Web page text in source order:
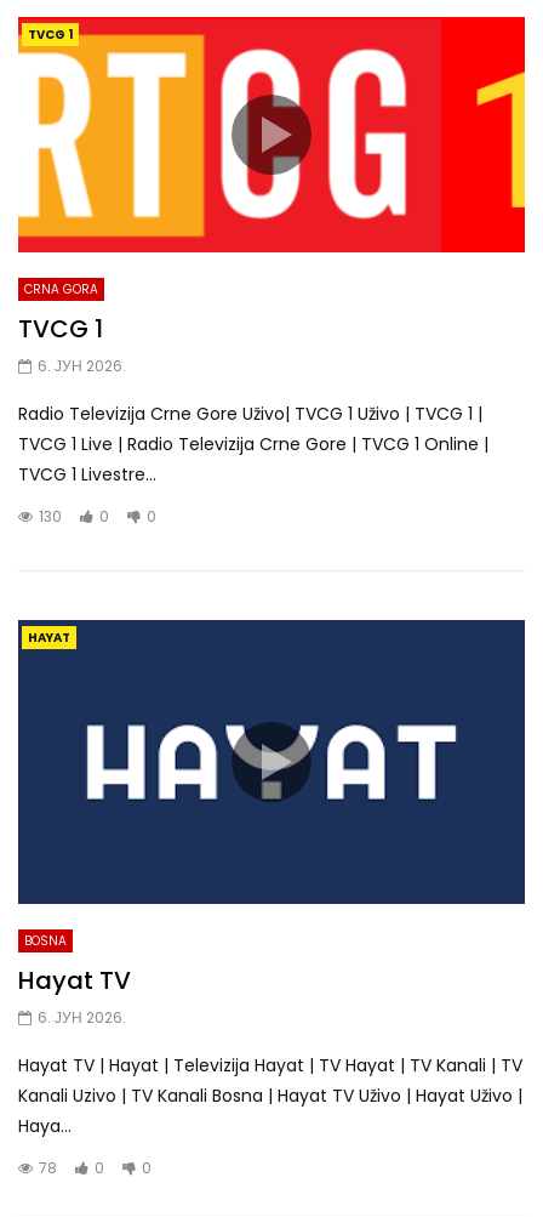
TVCG 1
CRNA GORA
TVCG 1
6. ЈУН 2026.
Radio Televizija Crne Gore Uživo| TVCG 1 Uživo | TVCG 1 |
TVCG 1 Live | Radio Televizija Crne Gore | TVCG 1 Online |
TVCG 1 Livestre...
130 0 0
HAYAT
BOSNA
Hayat TV
6. ЈУН 2026.
Hayat TV | Hayat | Televizija Hayat | TV Hayat | TV Kanali | TV
Kanali Uzivo | TV Kanali Bosna | Hayat TV Uživo | Hayat Uživo |
Haya...
78 0 0